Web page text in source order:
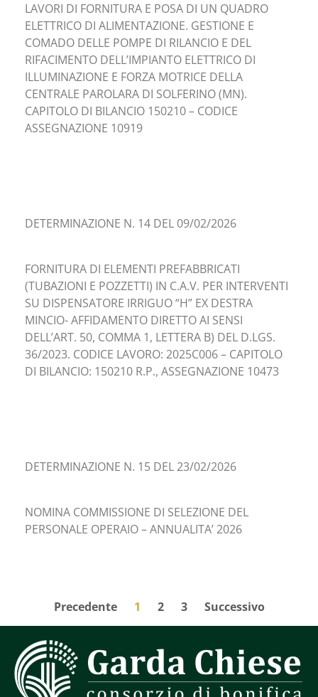
LAVORI DI FORNITURA E POSA DI UN QUADRO
ELETTRICO DI ALIMENTAZIONE. GESTIONE E
COMADO DELLE POMPE DI RILANCIO E DEL
RIFACIMENTO DELL’IMPIANTO ELETTRICO DI
ILLUMINAZIONE E FORZA MOTRICE DELLA
CENTRALE PAROLARA DI SOLFERINO (MN).
CAPITOLO DI BILANCIO 150210 – CODICE
ASSEGNAZIONE 10919
DETERMINAZIONE N. 14 DEL 09/02/2026
FORNITURA DI ELEMENTI PREFABBRICATI
(TUBAZIONI E POZZETTI) IN C.A.V. PER INTERVENTI
SU DISPENSATORE IRRIGUO “H” EX DESTRA
MINCIO- AFFIDAMENTO DIRETTO AI SENSI
DELL’ART. 50, COMMA 1, LETTERA B) DEL D.LGS.
36/2023. CODICE LAVORO: 2025C006 – CAPITOLO
DI BILANCIO: 150210 R.P., ASSEGNAZIONE 10473
DETERMINAZIONE N. 15 DEL 23/02/2026
NOMINA COMMISSIONE DI SELEZIONE DEL
PERSONALE OPERAIO – ANNUALITA’ 2026
Precedente 1 2 3 Successivo